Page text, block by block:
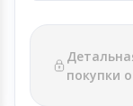
покупки